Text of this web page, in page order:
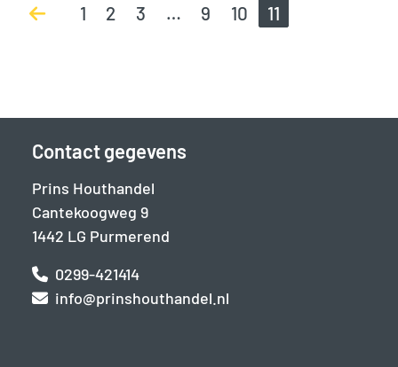
1 2 3 … 9 10 11
Contact gegevens
Prins Houthandel
Cantekoogweg 9
1442 LG Purmerend
0299-421414
info@prinshouthandel.nl